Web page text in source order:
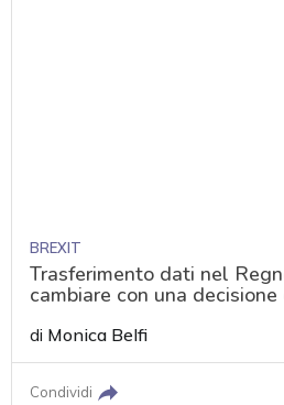
BREXIT
Trasferimento dati nel
cambiare con una
di Monica Belfi
Condividi